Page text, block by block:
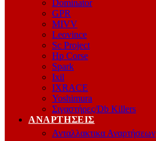
Dominator
GPR
MIVV
Leovince
Sc Project
Hp Corse
Spark
Ixil
IXRACE
Yoshimura
Σιγαστήρες/Db Killers
ΑΝΑΡΤΉΣΕΙΣ
Ανταλλακτικα Αναρτήσεων